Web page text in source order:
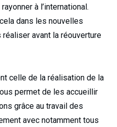
à l’international.
dans les nouvelles
avant la réouverture
celle de la réalisation de la
permet de les accueillir
grâce au travail des
avec notamment tous